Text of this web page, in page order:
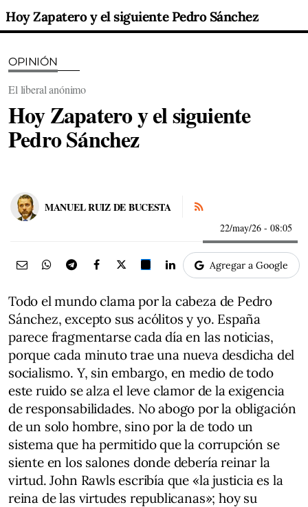
Hoy Zapatero y el siguiente Pedro Sánchez
OPINIÓN
El liberal anónimo
Hoy Zapatero y el siguiente
Pedro Sánchez
MANUEL RUIZ DE BUCESTA
22/may/26 - 08:05
Agregar a Google
Todo el mundo clama por la cabeza de Pedro
Sánchez, excepto sus acólitos y yo. España
parece fragmentarse cada día en las noticias,
porque cada minuto trae una nueva desdicha del
socialismo. Y, sin embargo, en medio de todo
este ruido se alza el leve clamor de la exigencia
de responsabilidades. No abogo por la obligación
de un solo hombre, sino por la de todo un
sistema que ha permitido que la corrupción se
siente en los salones donde debería reinar la
virtud. John Rawls escribía que «la justicia es la
reina de las virtudes republicanas»; hoy su